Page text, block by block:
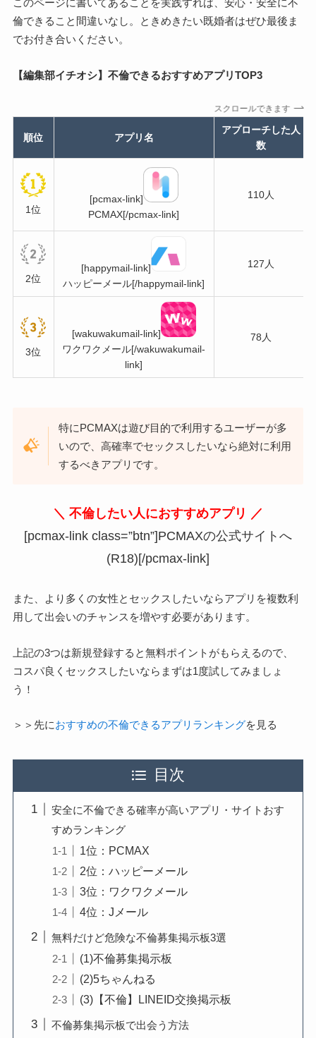
このページに書いてあることを実践すれば、安心・安全に不
倫できること間違いなし。ときめきたい既婚者はぜひ最後ま
でお付き合いください。
【編集部イチオシ】不倫できるおすすめアプリTOP3
スクロールできます
順位 アプリ名
アプローチした人
数
1位
[pcmax-link]
PCMAX[/pcmax-link]
110人
2位
[happymail-link]
ハッピーメール[/happymail-link]
127人
3位
[wakuwakumail-link]
ワクワクメール[/wakuwakumail-
link]
78人
特にPCMAXは遊び目的で利用するユーザーが多
いので、高確率でセックスしたいなら絶対に利用
するべきアプリです。
＼ 不倫したい人におすすめアプリ ／
[pcmax-link class=”btn”]PCMAXの公式サイトへ
(R18)[/pcmax-link]
また、より多くの女性とセックスしたいならアプリを複数利
用して出会いのチャンスを増やす必要があります。
上記の3つは新規登録すると無料ポイントがもらえるので、
コスパ良くセックスしたいならまずは1度試してみましょ
う！
＞＞先におすすめの不倫できるアプリランキングを見る
目次
安全に不倫できる確率が高いアプリ・サイトおす
すめランキング
1位：PCMAX
2位：ハッピーメール
3位：ワクワクメール
4位：Jメール
無料だけど危険な不倫募集掲示板3選
(1)不倫募集掲示板
(2)5ちゃんねる
(3)【不倫】LINEID交換掲示板
不倫募集掲示板で出会う方法